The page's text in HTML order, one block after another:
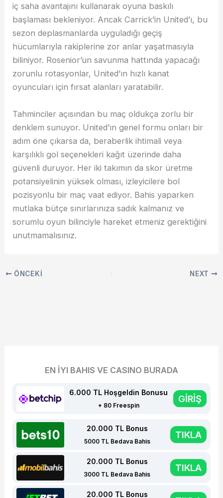
iç saha avantajını kullanarak oyuna baskılı
başlaması bekleniyor. Ancak Carrick’in United’ı, bu
sezon deplasmanlarda uyguladığı geçiş
hücumlarıyla rakiplerine zor anlar yaşatmasıyla
biliniyor. Rosenior’un savunma hattında yapacağı
zorunlu rotasyonlar, United’ın hızlı kanat
oyuncuları için fırsat alanları yaratabilir.
Tahminciler açısından bu maç oldukça zorlu bir
denklem sunuyor. United’ın genel formu onları bir
adım öne çıkarsa da, beraberlik ihtimali veya
karşılıklı gol seçenekleri kağıt üzerinde daha
güvenli duruyor. Her iki takımın da skor üretme
potansiyelinin yüksek olması, izleyicilere bol
pozisyonlu bir maç vaat ediyor. Bahis yaparken
mutlaka bütçe sınırlarınıza sadık kalmanız ve
sorumlu oyun bilinciyle hareket etmeniz gerektiğini
unutmamalısınız.
ÖNCEKI NEXT
EN İYI BAHIS VE CASINO BURADA
6.000 TL Hoşgeldin Bonusu
+ 80 Freespin
GİRİŞ
20.000 TL Bonus
5000 TL Bedava Bahis
TIKLA
20.000 TL Bonus
3000 TL Bedava Bahis
TIKLA
20.000 TL Bonus